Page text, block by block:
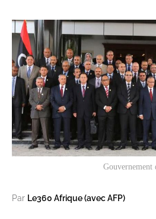
Par Le360 Afrique (avec AFP)